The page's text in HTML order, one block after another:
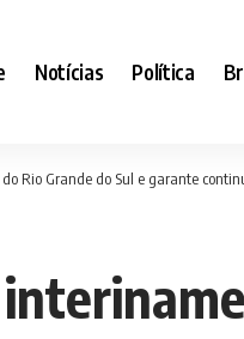
Notícias Política
Rio Grande do Sul e garante